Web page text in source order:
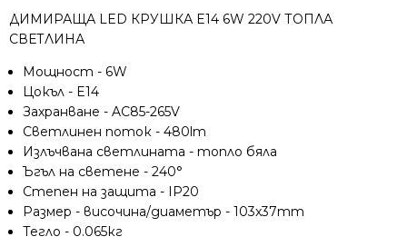
6W,
220V,
480lm,
240°,
димираща
ДИМИРАЩА LED КРУШКА E14 6W 220V ТОПЛА
СВЕТЛИНА
Мощност - 6W
Цокъл - E14
Захранване - AC85-265V
Светлинен поток - 480lm
Излъчвана светлината - топло бяла
Ъгъл на светене - 240°
Степен на защита - IP20
Размер - височина/диаметър - 103x37mm
Тегло - 0.065кг